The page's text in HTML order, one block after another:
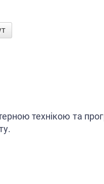
технікою та